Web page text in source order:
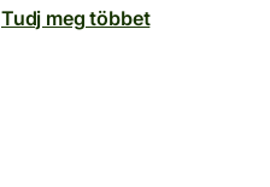
Tudj meg többet